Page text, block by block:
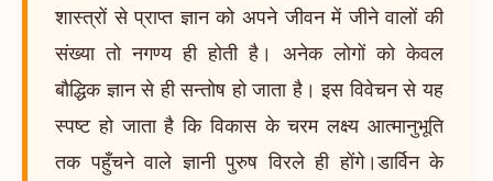
शास्त्रों से प्राप्त ज्ञान को अपने जीवन में जीने वालों की
संख्या तो नगण्य ही होती है। अनेक लोगों को केवल
बौद्धिक ज्ञान से ही सन्तोष हो जाता है। इस विवेचन से यह
स्पष्ट हो जाता है कि विकास के चरम लक्ष्य आत्मानुभूति
तक पहुँचने वाले ज्ञानी पुरुष विरले ही होंगे।डार्विन के